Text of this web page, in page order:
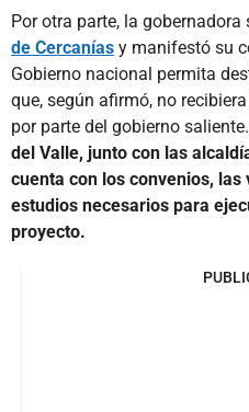
Por otra parte, la
de Cercanías y manifestó su
Gobierno nacional permita
que, según afirmó, no
por parte del gobierno saliente.
del Valle, junto con las
cuenta con los convenios,
estudios necesarios para
proyecto.